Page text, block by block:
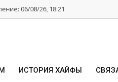
06/08/26, 18:21
ИСТОРИЯ ХАЙФЫ